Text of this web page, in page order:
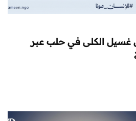
الكلى في حلب عبر